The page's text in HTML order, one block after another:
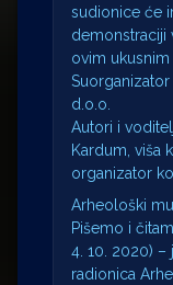
sudionice će
demonstraciji
ovim
d.o.o.
Autori i
Kardum, viša
organizator
Arheološki
Pišemo i
4. 10. 2020)
radionica